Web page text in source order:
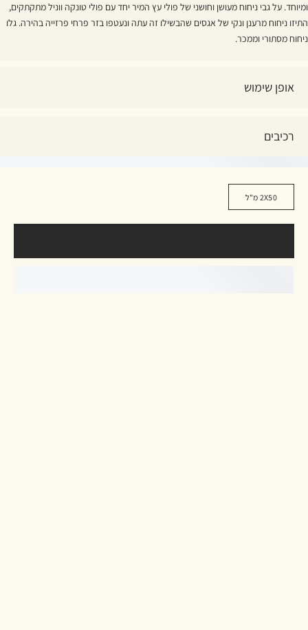
2X50 מ"ל
ומיוחד. על גבי ניחוח מעושן וחושני של פולי עץ המיר יחד עם פולי טונקה ווניל מתקתקים,
התיזו ניחוח מרענן ונקי של אגסים שהבשילו זה עתה ונעטפו בזר פרחי פרזייה בהירה. גלו
ניחוח מסתורי וממכר.
אופן שימוש
רכיבים